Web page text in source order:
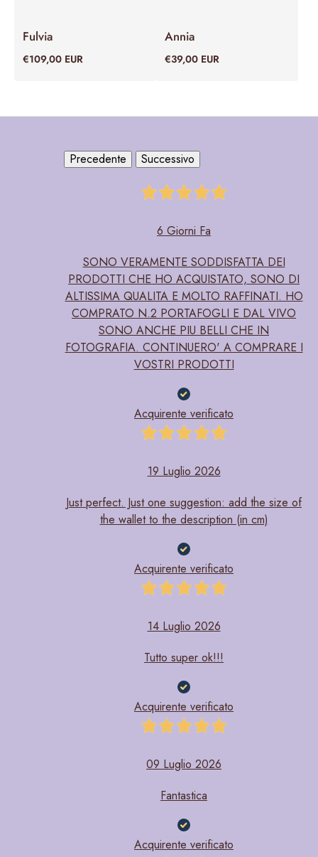
This site uses profiling cookies, also from third parties, to
send you targeted advertisements and services in line with
your preferences. To authorise the use of profiling cookies,
Fulvia
€109,00 EUR
Annia
€39,00 EUR
Precedente Successivo
6 Giorni Fa
SONO VERAMENTE SODDISFATTA DEI
PRODOTTI CHE HO ACQUISTATO, SONO DI
ALTISSIMA QUALITA E MOLTO RAFFINATI. HO
COMPRATO N.2 PORTAFOGLI E DAL VIVO
SONO ANCHE PIU BELLI CHE IN
FOTOGRAFIA. CONTINUERO' A COMPRARE I
VOSTRI PRODOTTI
Acquirente verificato
19 Luglio 2026
Just perfect. Just one suggestion: add the size of
the wallet to the description (in cm)
Acquirente verificato
14 Luglio 2026
Tutto super ok!!!
Acquirente verificato
09 Luglio 2026
Fantastica
Acquirente verificato